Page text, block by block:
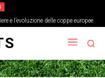
e l’evoluzione delle coppe europee